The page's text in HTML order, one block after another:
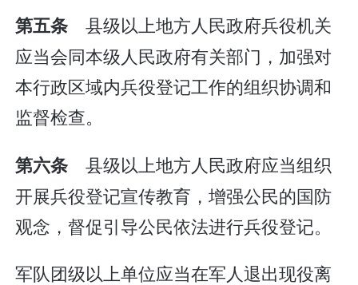
第五条县级以上地方人民政府兵役机关
应当会同本级人民政府有关部门，加强对
本行政区域内兵役登记工作的组织协调和
监督检查。
第六条县级以上地方人民政府应当组织
开展兵役登记宣传教育，增强公民的国防
观念，督促引导公民依法进行兵役登记。
军队团级以上单位应当在军人退出现役离